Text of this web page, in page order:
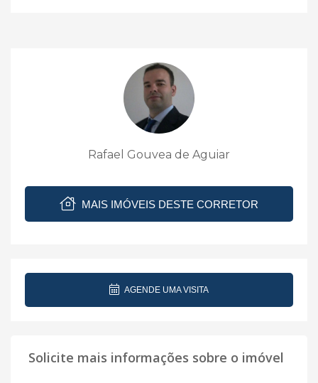
Rafael Gouvea de Aguiar
MAIS IMÓVEIS DESTE CORRETOR
AGENDE UMA VISITA
Solicite mais informações sobre o imóvel